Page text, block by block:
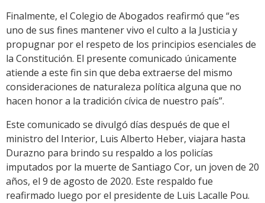
Finalmente, el Colegio de Abogados reafirmó que “es
uno de sus fines mantener vivo el culto a la Justicia y
propugnar por el respeto de los principios esenciales de
la Constitución. El presente comunicado únicamente
atiende a este fin sin que deba extraerse del mismo
consideraciones de naturaleza política alguna que no
hacen honor a la tradición cívica de nuestro país”.
Este comunicado se divulgó días después de que el
ministro del Interior, Luis Alberto Heber, viajara hasta
Durazno para brindo su respaldo a los policías
imputados por la muerte de Santiago Cor, un joven de 20
años, el 9 de agosto de 2020. Este respaldo fue
reafirmado luego por el presidente de Luis Lacalle Pou.